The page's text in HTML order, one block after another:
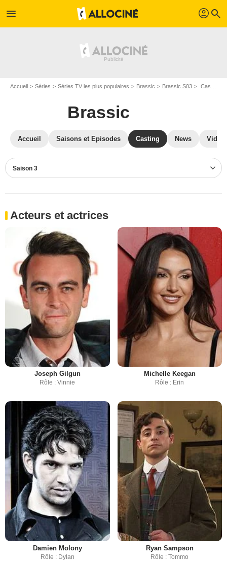
menu profil search
Accueil Séries Séries TV les plus populaires Brassic Brassic S03 Casting Brassic S03
Brassic
Accueil Saisons et Episodes Casting News
Saison 3
Acteurs et actrices
Joseph Gilgun
Rôle : Vinnie
Michelle Keegan
Rôle : Erin
Damien Molony
Rôle : Dylan
Ryan Sampson
Rôle : Tommo